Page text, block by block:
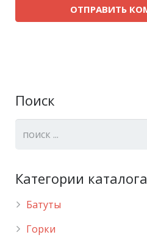
Поиск
Категории каталога
Батуты
Горки